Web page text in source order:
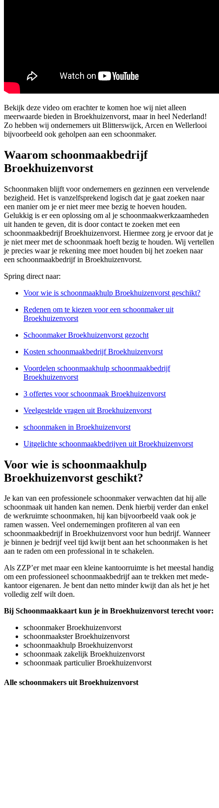
Bekijk deze video om erachter te komen hoe wij niet alleen
meerwaarde bieden in Broekhuizenvorst, maar in heel Nederland!
Zo hebben wij ondernemers uit Blitterswijck, Arcen en Wellerlooi
bijvoorbeeld ook geholpen aan een schoonmaker.
Waarom schoonmaakbedrijf
Broekhuizenvorst
Schoonmaken blijft voor ondernemers en gezinnen een vervelende
bezigheid. Het is vanzelfsprekend logisch dat je gaat zoeken naar
een manier om je er niet meer mee bezig te hoeven houden.
Gelukkig is er een oplossing om al je schoonmaakwerkzaamheden
uit handen te geven, dit is door contact te zoeken met een
schoonmaakbedrijf Broekhuizenvorst. Hiermee zorg je ervoor dat je
je niet meer met de schoonmaak hoeft bezig te houden. Wij vertellen
je precies waar je rekening mee moet houden bij het zoeken naar
een schoonmaakbedrijf in Broekhuizenvorst.
Spring direct naar:
Voor wie is schoonmaakhulp Broekhuizenvorst geschikt?
Redenen om te kiezen voor een schoonmaker uit
Broekhuizenvorst
Schoonmaker Broekhuizenvorst gezocht
Kosten schoonmaakbedrijf Broekhuizenvorst
Voordelen schoonmaakhulp schoonmaakbedrijf
Broekhuizenvorst
3 offertes voor schoonmaak Broekhuizenvorst
Veelgestelde vragen uit Broekhuizenvorst
schoonmaken in Broekhuizenvorst
Uitgelichte schoonmaakbedrijven uit Broekhuizenvorst
Voor wie is schoonmaakhulp
Broekhuizenvorst geschikt?
Je kan van een professionele schoonmaker verwachten dat hij alle
schoonmaak uit handen kan nemen. Denk hierbij verder dan enkel
de werkruimte schoonmaken, hij kan bijvoorbeeld vaak ook je
ramen wassen. Veel ondernemingen profiteren al van een
schoonmaakbedrijf in Broekhuizenvorst voor hun bedrijf. Wanneer
je binnen je bedrijf veel tijd kwijt bent aan het schoonmaken is het
aan te raden om een professional in te schakelen.
Als ZZP’er met maar een kleine kantoorruimte is het meestal handig
om een professioneel schoonmaakbedrijf aan te trekken met mede-
kantoor eigenaren. Je bent dan netto minder kwijt dan als het je het
volledig zelf wilt doen.
Bij Schoonmaakkaart kun je in Broekhuizenvorst terecht voor:
schoonmaker Broekhuizenvorst
schoonmaakster Broekhuizenvorst
schoonmaakhulp Broekhuizenvorst
schoonmaak zakelijk Broekhuizenvorst
schoonmaak particulier Broekhuizenvorst
Alle schoonmakers uit Broekhuizenvorst